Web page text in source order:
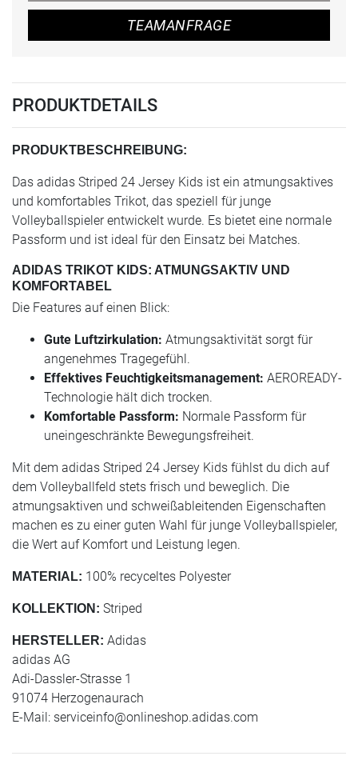
TEAMANFRAGE
PRODUKTDETAILS
PRODUKTBESCHREIBUNG:
Das adidas Striped 24 Jersey Kids ist ein atmungsaktives
und komfortables Trikot, das speziell für junge
Volleyballspieler entwickelt wurde. Es bietet eine normale
Passform und ist ideal für den Einsatz bei Matches.
ADIDAS TRIKOT KIDS: ATMUNGSAKTIV UND
KOMFORTABEL
Die Features auf einen Blick:
Gute Luftzirkulation: Atmungsaktivität sorgt für
angenehmes Tragegefühl.
Effektives Feuchtigkeitsmanagement: AEROREADY-
Technologie hält dich trocken.
Komfortable Passform: Normale Passform für
uneingeschränkte Bewegungsfreiheit.
Mit dem adidas Striped 24 Jersey Kids fühlst du dich auf
dem Volleyballfeld stets frisch und beweglich. Die
atmungsaktiven und schweißableitenden Eigenschaften
machen es zu einer guten Wahl für junge Volleyballspieler,
die Wert auf Komfort und Leistung legen.
MATERIAL: 100% recyceltes Polyester
KOLLEKTION: Striped
HERSTELLER: Adidas
adidas AG
Adi-Dassler-Strasse 1
91074 Herzogenaurach
E-Mail: serviceinfo@onlineshop.adidas.com